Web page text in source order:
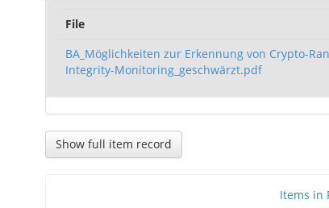
File
BA_Möglichkeiten zur Erkennung von Crypto-
Integrity-Monitoring_geschwärzt.pdf
Show full item record
Items in